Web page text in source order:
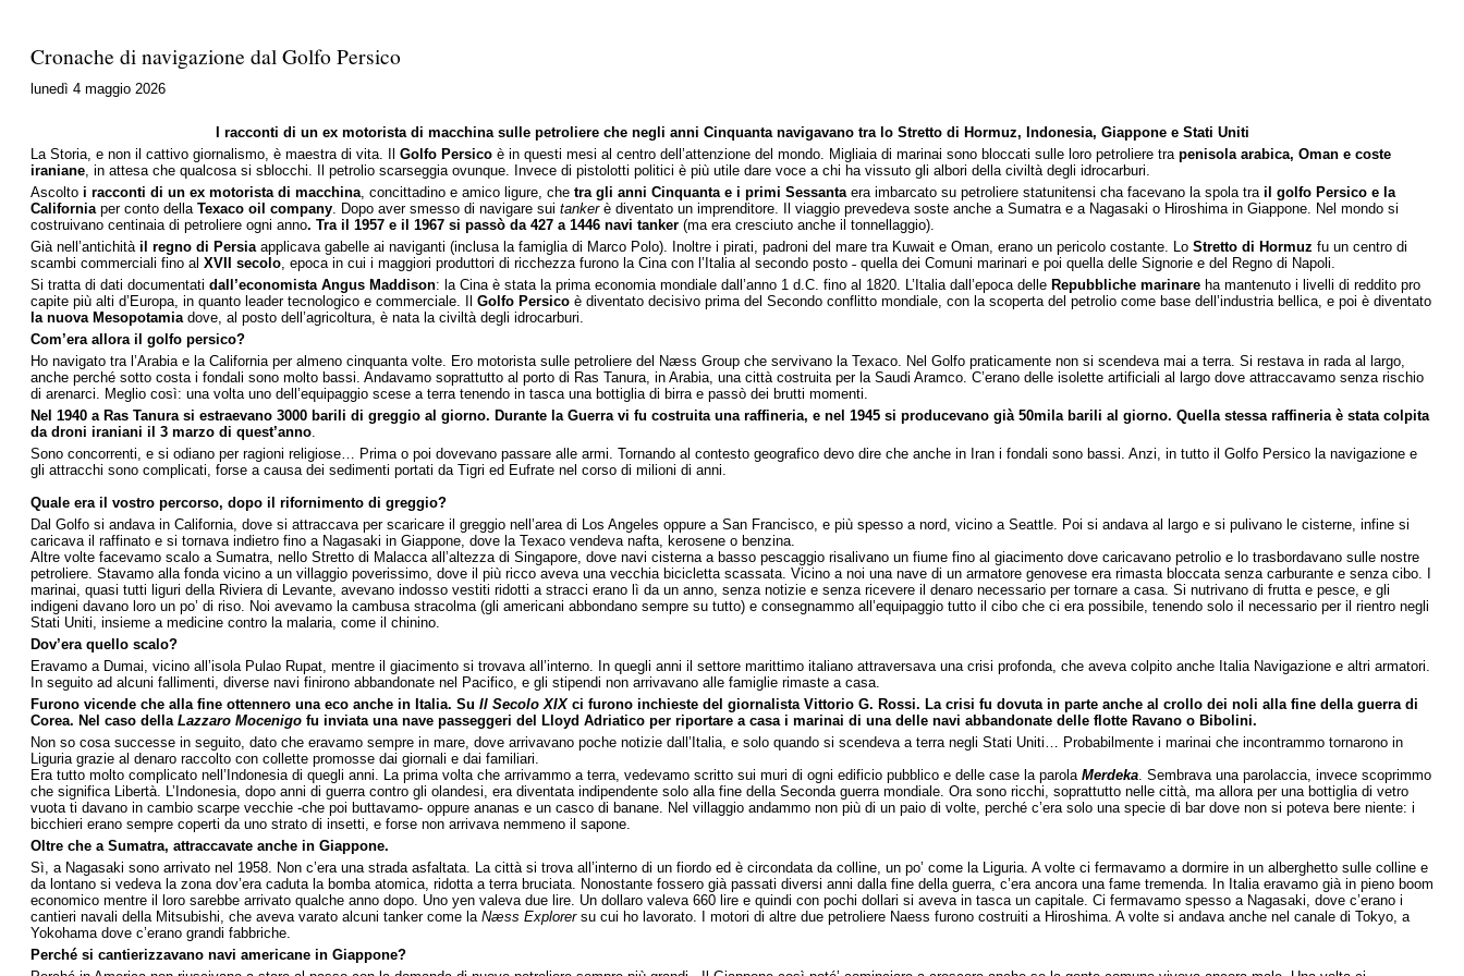
Cronache di navigazione dal Golfo Persico
lunedì 4 maggio 2026
I racconti di un ex motorista di macchina sulle petroliere che negli anni Cinquanta navigavano tra lo Stretto di Hormuz, Indonesia, Giappone e Stati Uniti
La Storia, e non il cattivo giornalismo, è maestra di vita. Il Golfo Persico è in questi mesi al centro dell’attenzione del mondo. Migliaia di marinai sono bloccati sulle loro petroliere tra penisola arabica, Oman e coste
iraniane, in attesa che qualcosa si sblocchi. Il petrolio scarseggia ovunque. Invece di pistolotti politici è più utile dare voce a chi ha vissuto gli albori della civiltà degli idrocarburi.
Ascolto i racconti di un ex motorista di macchina, concittadino e amico ligure, che tra gli anni Cinquanta e i primi Sessanta era imbarcato su petroliere statunitensi cha facevano la spola tra il golfo Persico e la
Californiaper conto della Texaco oil company. Dopo aver smesso di navigare sui tankerè diventato un imprenditore. Il viaggio prevedeva soste anche a Sumatra e a Nagasaki o Hiroshima in Giappone. Nel mondo si
costruivano centinaia di petroliere ogni anno. Tra il 1957 e il 1967 si passò da 427 a 1446 navi tanker (ma era cresciuto anche il tonnellaggio).
Già nell’antichità il regno di Persiaapplicava gabelle ai naviganti (inclusa la famiglia di Marco Polo). Inoltre i pirati, padroni del mare tra Kuwait e Oman, erano un pericolo costante. Lo Stretto di Hormuz fu un centro di
scambi commerciali fino al XVII secolo, epoca in cui i maggiori produttori di ricchezza furono la Cina con l’Italia al secondo posto ˗ quella dei Comuni marinari e poi quella delle Signorie e del Regno di Napoli.
Si tratta di dati documentati dall’economista Angus Maddison: la Cina è stata la prima economia mondiale dall’anno 1 d.C. fino al 1820. L’Italia dall’epoca delle Repubbliche marinare ha mantenuto i livelli di reddito pro
capite più alti d’Europa, in quanto leader tecnologico e commerciale. Il Golfo Persico è diventato decisivo prima del Secondo conflitto mondiale, con la scoperta del petrolio come base dell’industria bellica, e poi è diventato
la nuova Mesopotamiadove, al posto dell’agricoltura, è nata la civiltà degli idrocarburi.
Com’era allora il golfo persico?
Ho navigato tra l’Arabia e la California per almeno cinquanta volte. Ero motorista sulle petroliere del Næss Group che servivano la Texaco. Nel Golfo praticamente non si scendeva mai a terra. Si restava in rada al largo,
anche perché sotto costa i fondali sono molto bassi. Andavamo soprattutto al porto di Ras Tanura, in Arabia, una città costruita per la Saudi Aramco. C’erano delle isolette artificiali al largo dove attraccavamo senza rischio
di arenarci. Meglio così: una volta uno dell’equipaggio scese a terra tenendo in tasca una bottiglia di birra e passò dei brutti momenti.
Nel 1940 a Ras Tanura si estraevano 3000 barili di greggio al giorno. Durante la Guerra vi fu costruita una raffineria, e nel 1945 si producevano già 50mila barili al giorno. Quella stessa raffineria è stata colpita
da droni iraniani il 3 marzo di quest’anno.
Sono concorrenti, e si odiano per ragioni religiose… Prima o poi dovevano passare alle armi. Tornando al contesto geografico devo dire che anche in Iran i fondali sono bassi. Anzi, in tutto il Golfo Persico la navigazione e
gli attracchi sono complicati, forse a causa dei sedimenti portati da Tigri ed Eufrate nel corso di milioni di anni.
Quale era il vostro percorso, dopo il rifornimento di greggio?
Dal Golfo si andava in California, dove si attraccava per scaricare il greggio nell’area di Los Angeles oppure a San Francisco, e più spesso a nord, vicino a Seattle. Poi si andava al largo e si pulivano le cisterne, infine si
caricava il raffinato e si tornava indietro fino a Nagasaki in Giappone, dove la Texaco vendeva nafta, kerosene o benzina.
Altre volte facevamo scalo a Sumatra, nello Stretto di Malacca all’altezza di Singapore, dove navi cisterna a basso pescaggio risalivano un fiume fino al giacimento dove caricavano petrolio e lo trasbordavano sulle nostre
petroliere. Stavamo alla fonda vicino a un villaggio poverissimo, dove il più ricco aveva una vecchia bicicletta scassata. Vicino a noi una nave di un armatore genovese era rimasta bloccata senza carburante e senza cibo. I
marinai, quasi tutti liguri della Riviera di Levante, avevano indosso vestiti ridotti a stracci erano lì da un anno, senza notizie e senza ricevere il denaro necessario per tornare a casa. Si nutrivano di frutta e pesce, e gli
indigeni davano loro un po’ di riso. Noi avevamo la cambusa stracolma (gli americani abbondano sempre su tutto) e consegnammo all’equipaggio tutto il cibo che ci era possibile, tenendo solo il necessario per il rientro negli
Stati Uniti, insieme a medicine contro la malaria, come il chinino.
Dov’era quello scalo?
Eravamo a Dumai, vicino all’isola Pulao Rupat, mentre il giacimento si trovava all’interno. In quegli anni il settore marittimo italiano attraversava una crisi profonda, che aveva colpito anche Italia Navigazione e altri armatori.
In seguito ad alcuni fallimenti, diverse navi finirono abbandonate nel Pacifico, e gli stipendi non arrivavano alle famiglie rimaste a casa.
Furono vicende che alla fine ottennero una eco anche in Italia. Su Il Secolo XIX ci furono inchieste del giornalista Vittorio G. Rossi. La crisi fu dovuta in parte anche al crollo dei noli alla fine della guerra di
Corea. Nel caso della Lazzaro Mocenigo fu inviata una nave passeggeri del Lloyd Adriatico per riportare a casa i marinai di una delle navi abbandonate delle flotte Ravano o Bibolini.
Non so cosa successe in seguito, dato che eravamo sempre in mare, dove arrivavano poche notizie dall’Italia, e solo quando si scendeva a terra negli Stati Uniti… Probabilmente i marinai che incontrammo tornarono in
Liguria grazie al denaro raccolto con collette promosse dai giornali e dai familiari.
Era tutto molto complicato nell’Indonesia di quegli anni. La prima volta che arrivammo a terra, vedevamo scritto sui muri di ogni edificio pubblico e delle case la parola Merdeka. Sembrava una parolaccia, invece scoprimmo
che significa Libertà. L’Indonesia, dopo anni di guerra contro gli olandesi, era diventata indipendente solo alla fine della Seconda guerra mondiale. Ora sono ricchi, soprattutto nelle città, ma allora per una bottiglia di vetro
vuota ti davano in cambio scarpe vecchie -che poi buttavamo- oppure ananas e un casco di banane. Nel villaggio andammo non più di un paio di volte, perché c’era solo una specie di bar dove non si poteva bere niente: i
bicchieri erano sempre coperti da uno strato di insetti, e forse non arrivava nemmeno il sapone.
Oltre che a Sumatra, attraccavate anche in Giappone.
Sì, a Nagasaki sono arrivato nel 1958. Non c’era una strada asfaltata. La città si trova all’interno di un fiordo ed è circondata da colline, un po’ come la Liguria. A volte ci fermavamo a dormire in un alberghetto sulle colline e
da lontano si vedeva la zona dov’era caduta la bomba atomica, ridotta a terra bruciata. Nonostante fossero già passati diversi anni dalla fine della guerra, c’era ancora una fame tremenda. In Italia eravamo già in pieno boom
economico mentre il loro sarebbe arrivato qualche anno dopo. Uno yen valeva due lire. Un dollaro valeva 660 lire e quindi con pochi dollari si aveva in tasca un capitale. Ci fermavamo spesso a Nagasaki, dove c’erano i
cantieri navali della Mitsubishi, che aveva varato alcuni tanker come la Næss Explorersu cui ho lavorato. I motori di altre due petroliere Naess furono costruiti a Hiroshima. A volte si andava anche nel canale di Tokyo, a
Yokohama dove c’erano grandi fabbriche.
Perché si cantierizzavano navi americane in Giappone?